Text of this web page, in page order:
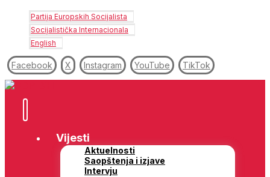
Partija Europskih Socijalista
Socijalistička Internacionala
English
Facebook X Instagram YouTube TikTok
Vijesti
Aktuelnosti
Saopštenja i izjave
Intervju